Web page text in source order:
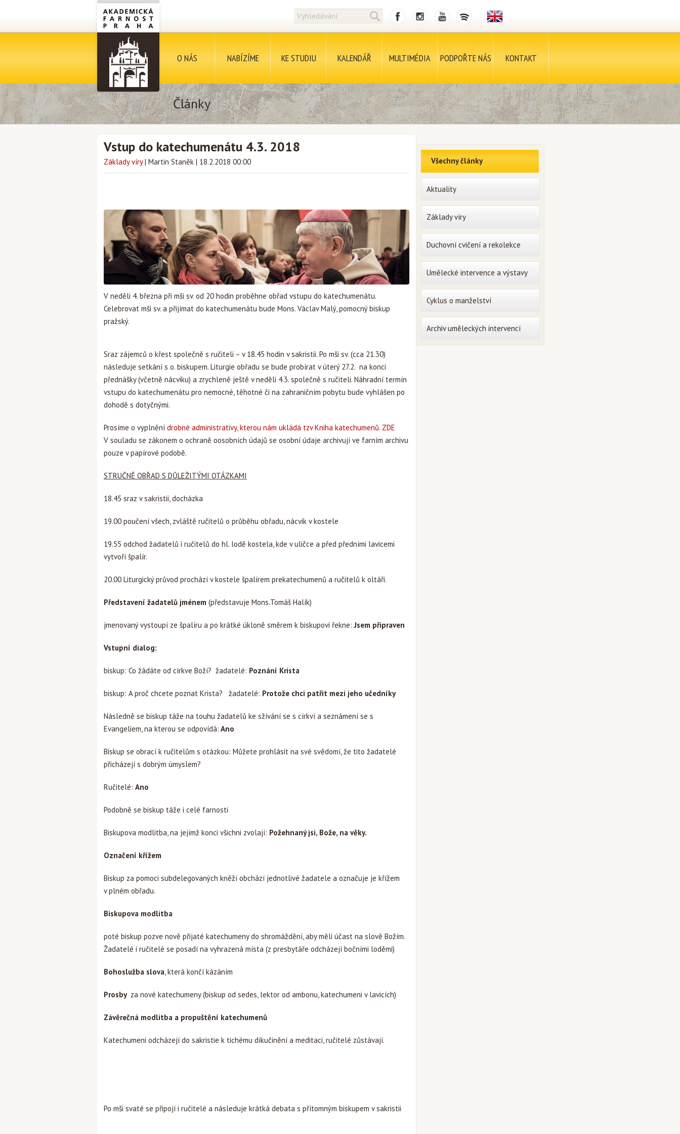
O NÁS NABÍZÍME KE STUDIU KALENDÁŘ MULTIMÉDIA PODPOŘTE NÁS KONTAKT
Články
Vstup do katechumenátu 4.3. 2018
Základy víry | Martin Staněk | 18.2.2018 00:00
V neděli 4. března při mši sv. od 20 hodin proběhne obřad vstupu do katechumenátu.
Celebrovat mši sv. a přijímat do katechumenátu bude Mons. Václav Malý, pomocný biskup
pražský.
Sraz zájemců o křest společně s ručiteli – v 18.45 hodin v sakristii. Po mši sv. (cca 21.30)
následuje setkání s o. biskupem. Liturgie obřadu se bude probírat v úterý 27.2. na konci
přednášky (včetně nácviku) a zrychleně ještě v neděli 4.3. společně s ručiteli. Náhradní termín
vstupu do katechumenátu pro nemocné, těhotné či na zahraničním pobytu bude vyhlášen po
dohodě s dotyčnými.
Prosíme o vyplnění drobné administrativy, kterou nám ukládá tzv Kniha katechumenů. ZDE
V souladu se zákonem o ochraně oosobních údajů se osobní údaje archivují ve farním archivu
pouze v papírové podobě.
STRUČNĚ OBŘAD S DŮLEŽITÝMI OTÁZKAMI
18.45 sraz v sakristii, docházka
19.00 poučení všech, zvláště ručitelů o průběhu obřadu, nácvik v kostele
19.55 odchod žadatelů i ručitelů do hl. lodě kostela, kde v uličce a před předními lavicemi
vytvoří špalír.
20.00 Liturgický průvod prochází v kostele špalírem prekatechumenů a ručitelů k oltáři.
Představení žadatelů jménem (představuje Mons.Tomáš Halík)
jmenovaný vystoupí ze špalíru a po krátké úkloně směrem k biskupovi řekne: Jsem připraven
Vstupní dialog:
biskup: Co žádáte od církve Boží? žadatelé: Poznání Krista
biskup: A proč chcete poznat Krista? žadatelé: Protože chci patřit mezi jeho učedníky
Následně se biskup táže na touhu žadatelů ke sžívání se s církví a seznámení se s
Evangeliem, na kterou se odpovídá: Ano
Biskup se obrací k ručitelům s otázkou: Můžete prohlásit na své svědomí, že tito žadatelé
přicházejí s dobrým úmyslem?
Ručitelé: Ano
Podobně se biskup táže i celé farnosti
Biskupova modlitba, na jejímž konci všichni zvolají: Požehnaný jsi, Bože, na věky.
Označení křížem
Biskup za pomoci subdelegovaných kněží obchází jednotlivé žadatele a označuje je křížem
v plném obřadu.
Biskupova modlitba
poté biskup pozve nově přijaté katechumeny do shromáždění, aby měli účast na slově Božím.
Žadatelé i ručitelé se posadí na vyhrazená místa (z presbytáře odcházejí bočními loděmi)
Bohoslužba slova , která končí kázáním
Prosby za nové katechumeny (biskup od sedes, lektor od ambonu, katechumeni v lavicích)
Závěrečná modlitba a propuštění katechumenů
Katechumeni odcházejí do sakristie k tichému díkučinění a meditaci, ručitelé zůstávají.
Po mši svaté se připojí i ručitelé a následuje krátká debata s přítomným biskupem v sakristii
Všechny články
Aktuality
Základy víry
Duchovní cvičení a rekolekce
Umělecké intervence a výstavy
Cyklus o manželství
Archiv uměleckých intervencí